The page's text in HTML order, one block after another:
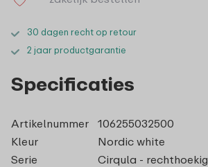
30 dagen recht op retour
2 jaar productgarantie
Specificaties
Artikelnummer
106255032500
Kleur
Nordic white
Serie
Cirqula - rechthoekig